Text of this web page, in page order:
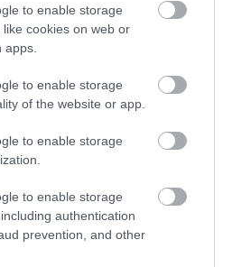
to enable storage
cookies on web or
to enable storage
of the website or app.
to enable storage
to enable storage
authentication
prevention, and other
όνομα όταν
χώρες